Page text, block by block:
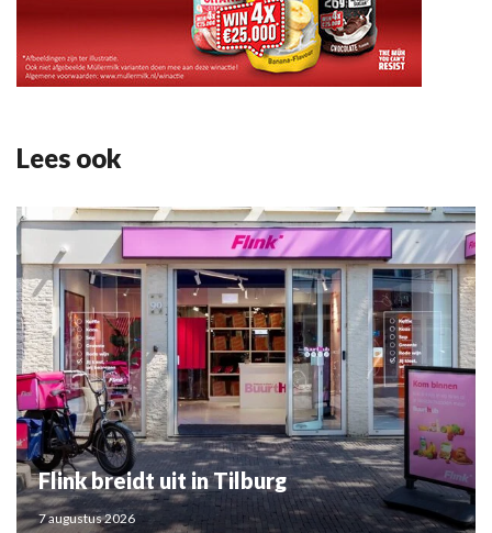
Lees ook
Flink breidt uit in Tilburg
7 augustus 2026